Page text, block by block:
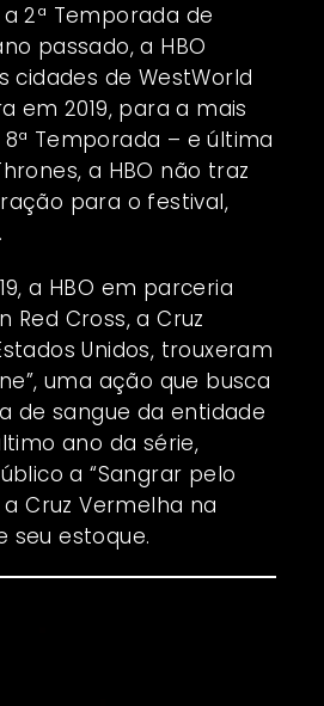
2ª Temporada de
passado, a HBO
cidades de WestWorld
em 2019, para a mais
Temporada – e última
a HBO não traz
para o festival,
a HBO em parceria
Red Cross, a Cruz
Unidos, trouxeram
uma ação que busca
de sangue da entidade
ano da série,
a “Sangrar pelo
Cruz Vermelha na
seu estoque.